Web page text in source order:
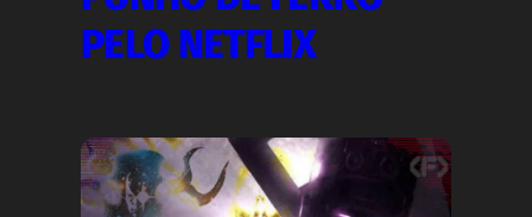
PELO NETFLIX